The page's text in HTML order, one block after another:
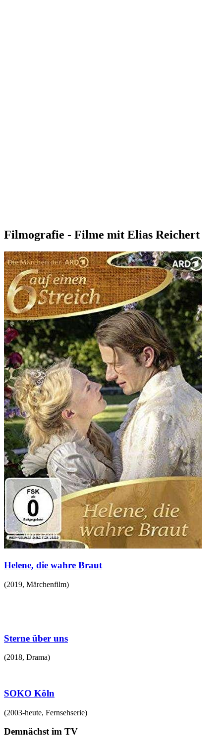
Filmografie - Filme mit Elias Reichert
Helene, die wahre Braut
(2019, Märchenfilm)
Sterne über uns
(2018, Drama)
SOKO Köln
(2003-heute, Fernsehserie)
Demnächst im TV